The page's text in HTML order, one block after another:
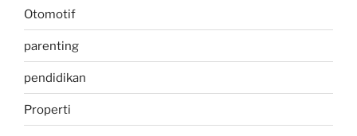
Otomotif
parenting
pendidikan
Properti